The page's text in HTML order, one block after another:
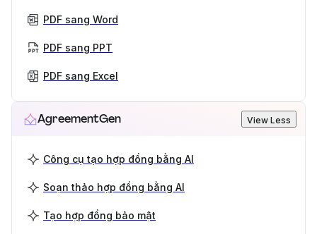
PDF sang Word
PDF sang PPT
PDF sang Excel
AgreementGen View Less
Công cụ tạo hợp đồng bằng AI
Soạn thảo hợp đồng bằng AI
Tạo hợp đồng bảo mật